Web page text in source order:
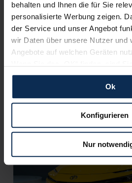
behalten und Ihnen die für Sie
personalisierte Werbung zeigen.
der Service und unser Angebot
wir Daten über unsere Nutzer und
Angebote auf welchen Geräten
und erlauben uns Cookies für
verwenden und diese Daten an
etwa an unsere Marketingpartner.
zustimmen möchten, beschränken
dann nicht auf Sie zuschneiden
perfekt auf dem Weg zu Ihrem
Sie können die Einstellungen
widerrufen.
Ok
Konfigurieren
Nur
Toyota Prius: Plug-in-
Bestellstart und Sieg des
Ab sofort ist der neue Toyota Prius
als Plug-in-Hybrid kommt der Wagen
Artikel lesen